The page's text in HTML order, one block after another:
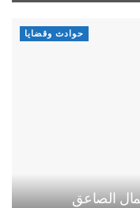
حوادث وقضايا
الصاعق